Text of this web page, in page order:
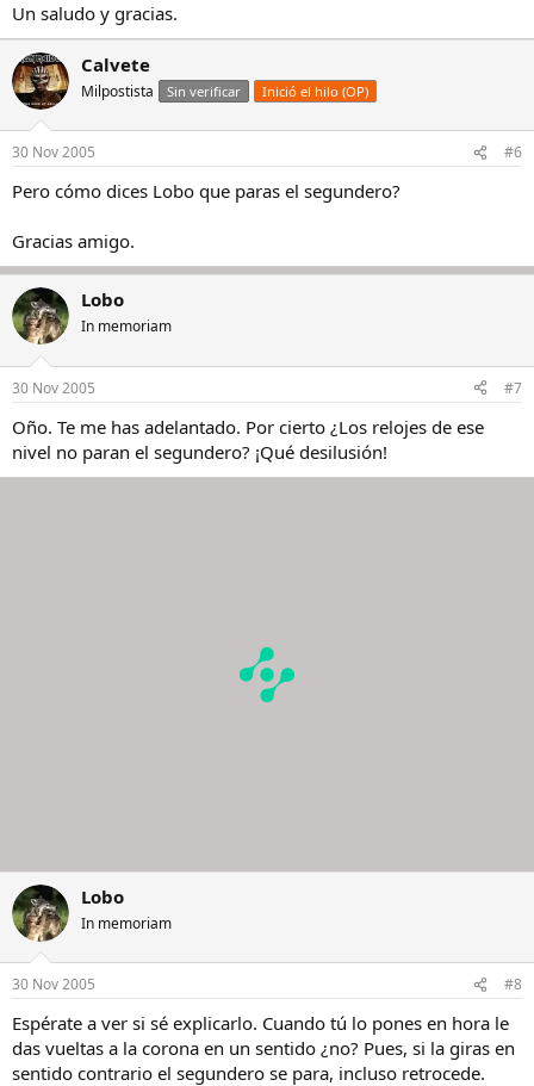
Un saludo y gracias.
Calvete
Milpostista Sin verificar Inició el hilo (OP)
30 Nov 2005 #6
Pero cómo dices Lobo que paras el segundero?
Gracias amigo.
Lobo
In memoriam
30 Nov 2005 #7
Oño. Te me has adelantado. Por cierto ¿Los relojes de ese
nivel no paran el segundero? ¡Qué desilusión!
Lobo
In memoriam
30 Nov 2005 #8
Espérate a ver si sé explicarlo. Cuando tú lo pones en hora le
das vueltas a la corona en un sentido ¿no? Pues, si la giras en
sentido contrario el segundero se para, incluso retrocede.